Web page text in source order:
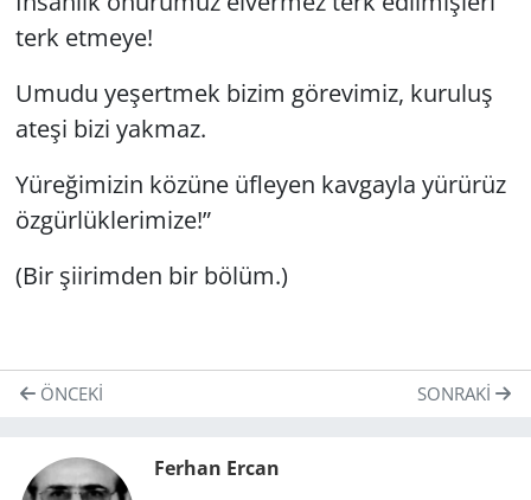
terk etmeye!
Umudu yeşertmek bizim görevimiz, kuruluş
ateşi bizi yakmaz.
Yüreğimizin közüne üfleyen kavgayla yürürüz
özgürlüklerimize!”
(Bir şiirimden bir bölüm.)
ÖNCEKI SONRAKI
Ferhan Ercan